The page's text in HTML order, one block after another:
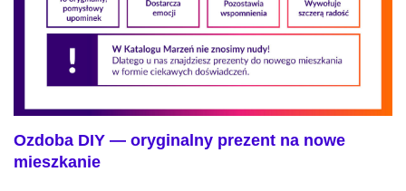
Ozdoba DIY — oryginalny prezent na nowe
mieszkanie